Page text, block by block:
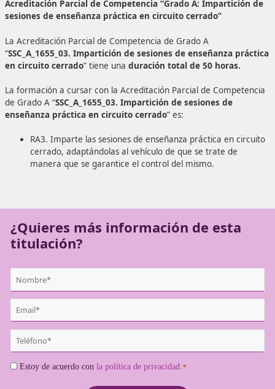
Competencia en las que se desagrega elGrado B:
enseñanza práctica de la conducción, perteneciente a
Certificados Profesionales deGrado C: Monitor de
conducción segura y eficiente y certificado de aptitud
profesor de formación vial.
Acreditación Parcial de Competencia “Grado A:
sesiones de enseñanza práctica en circuito cerrado”
La Acreditación Parcial de Competencia de Grado A
SSC_A_1655_03. Impartición de sesiones de
en circuito cerrado” tiene unaduración total de 50
de Grado A “SSC_A_1655_03. Impartición de sesiones de
enseñanza práctica en circuito cerrado” es:
cerrado, adaptándolas al vehículo de que se trate
manera que se garantice el control del mismo.
¿Quieres más información de
titulación?